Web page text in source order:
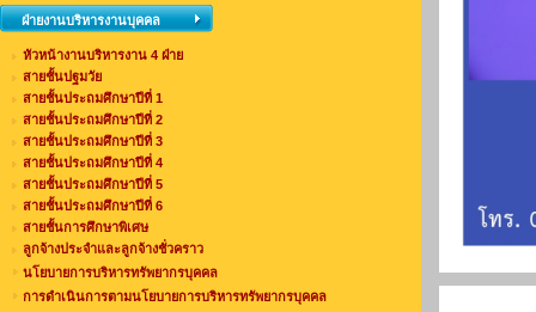
ฝ่ายงานบริหารงานบุคคล
หัวหน้างานบริหารงาน 4 ฝ่าย
สายชั้นปฐมวัย
สายชั้นประถมศึกษาปีที่ 1
สายชั้นประถมศึกษาปีที่ 2
สายชั้นประถมศึกษาปีที่ 3
สายชั้นประถมศึกษาปีที่ 4
สายชั้นประถมศึกษาปีที่ 5
สายชั้นประถมศึกษาปีที่ 6
สายชั้นการศึกษาพิเศษ
ลูกจ้างประจำและลูกจ้างชั่วคราว
นโยบายการบริหารทรัพยากรบุคคล
การดำเนินการตามนโยบายการบริหารทรัพยากรบุคคล